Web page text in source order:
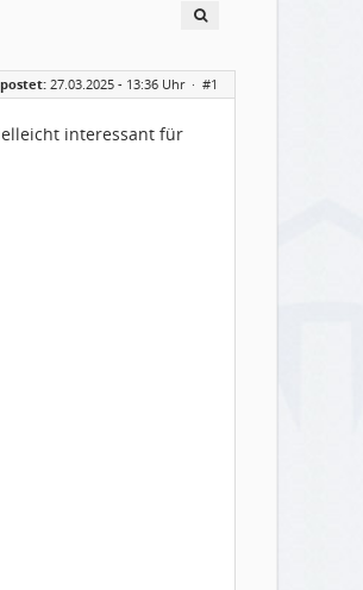
27.03.2025 - 13:36 Uhr · #1
interessant für